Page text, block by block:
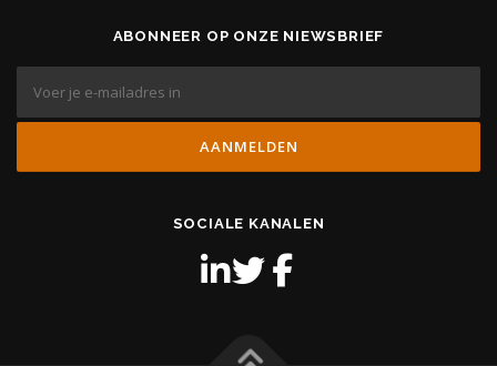
ABONNEER OP ONZE NIEWSBRIEF
SOCIALE KANALEN